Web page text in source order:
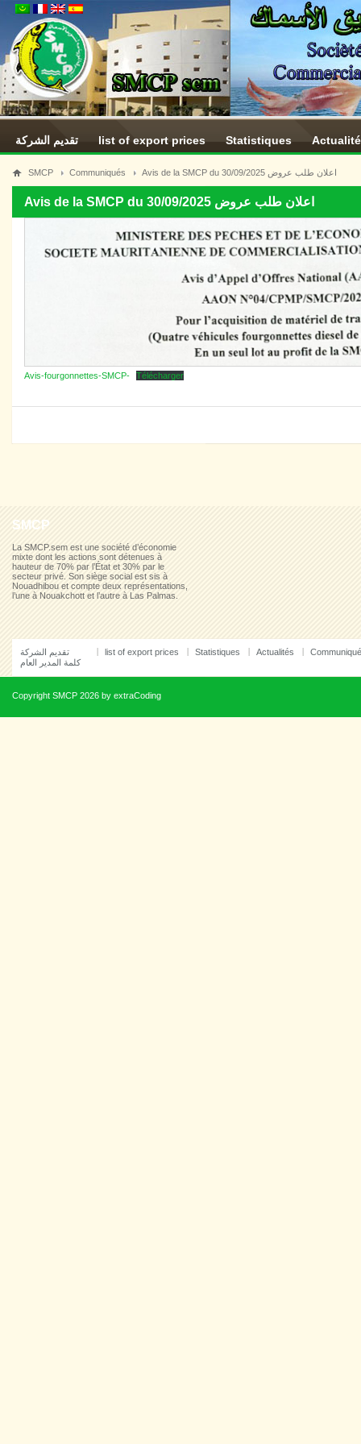
تقديم الشركة list of export prices Statistiques
SMCP Communiqués Avis de la SMCP du 30/09/2025 اعلان طلب عروض
Avis de la SMCP du 30/09/2025 اعلان طلب عروض
Avis-fourgonnettes-SMCP- Télécharger
SMCP
La SMCP.sem est une société d’économie
mixte dont les actions sont détenues à
hauteur de 70% par l’État et 30% par le
secteur privé. Son siège social est sis à
Nouadhibou et compte deux représentations,
l’une à Nouakchott et l’autre à Las Palmas.
تقديم الشركة
كلمة المدير العام
list of export prices Statistiques Actualités
Copyright SMCP 2026 by extraCoding